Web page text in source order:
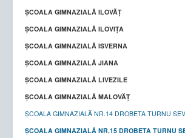
ȘCOALA GIMNAZIALĂ ILOVĂȚ
ȘCOALA GIMNAZIALĂ ILOVIȚA
ȘCOALA GIMNAZIALĂ ISVERNA
ŞCOALA GIMNAZIALĂ JIANA
ȘCOALA GIMNAZIALĂ LIVEZILE
ȘCOALA GIMNAZIALĂ MALOVĂȚ
ȘCOALA GIMNAZIALĂ NR.14 DROBETA TURNU
ȘCOALA GIMNAZIALĂ NR.15 DROBETA TURNU